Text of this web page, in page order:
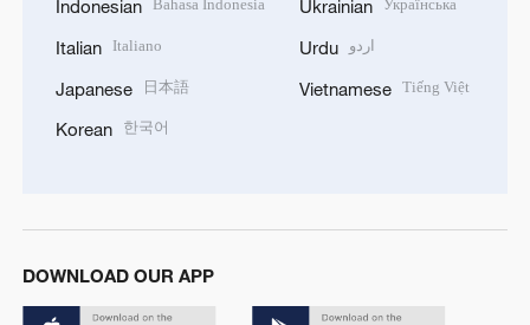
Indonesian
Italian Italiano
Japanese 日本語
Korean 한국어
Ukrainian
Urdu اردو
Vietnamese Tiếng Việt
DOWNLOAD OUR APP